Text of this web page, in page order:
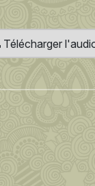
Télécharger